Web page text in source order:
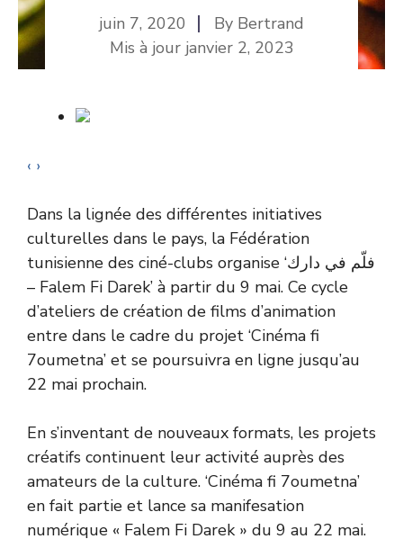
juin 7, 2020 By Bertrand
Mis à jour janvier 2, 2023
‹ ›
Dans la lignée des différentes initiatives
culturelles dans le pays, la Fédération
tunisienne des ciné-clubs organise ‘فلّم في دارك
– Falem Fi Darek’ à partir du 9 mai. Ce cycle
d’ateliers de création de films d’animation
entre dans le cadre du projet ‘Cinéma fi
7oumetna’ et se poursuivra en ligne jusqu’au
22 mai prochain.
En s’inventant de nouveaux formats, les projets
créatifs continuent leur activité auprès des
amateurs de la culture. ‘Cinéma fi 7oumetna’
en fait partie et lance sa manifesation
numérique « Falem Fi Darek » du 9 au 22 mai.